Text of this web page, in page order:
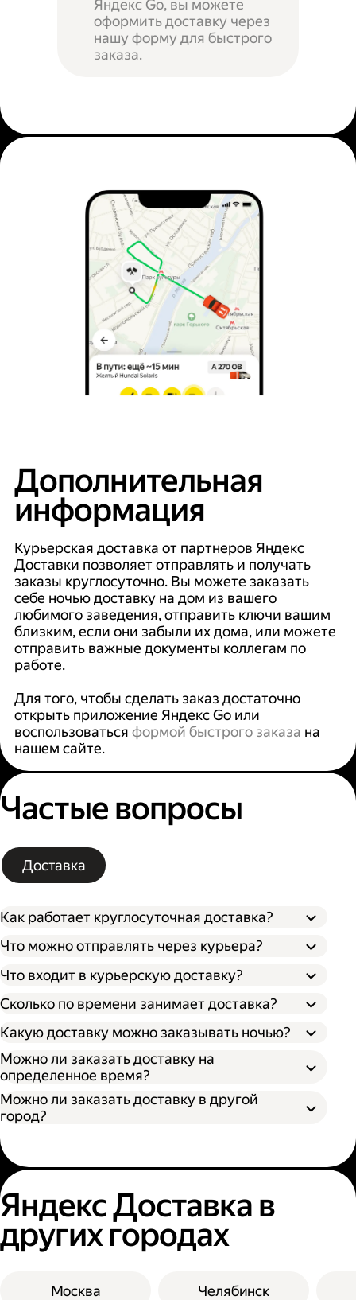
Яндекс Go, вы можете
оформить доставку через
нашу форму для быстрого
заказа.
Дополнительная
информация
Курьерская доставка от партнеров Яндекс
Доставки позволяет отправлять и получать
заказы круглосуточно. Вы можете заказать
себе ночью доставку на дом из вашего
любимого заведения, отправить ключи вашим
близким, если они забыли их дома, или можете
отправить важные документы коллегам по
работе.
Для того, чтобы сделать заказ достаточно
открыть приложение Яндекс Go или
воспользоватьсяформой быстрого заказа на
нашем сайте.
Частые вопросы
Доставка
Как работает круглосуточная доставка?
Что можно отправлять через курьера?
Что входит в курьерскую доставку?
Сколько по времени занимает доставка?
Какую доставку можно заказывать ночью?
Можно ли заказать доставку на
определенное время?
Можно ли заказать доставку в другой
город?
Яндекс Доставка в
других городах
Москва Челябинск